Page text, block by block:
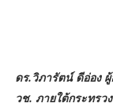
ดร.วิภารัตน์ ดีอ่อง
วช. ภายใต้กระทร